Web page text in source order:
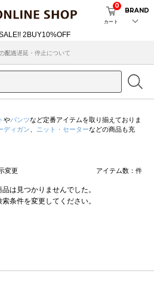
カート
0
BRAND
配送遅延・停止について
案内
やパンツなど定番アイテムを取り揃えておりま
ディガン ニット・セーターなどの商品も充
変更 アイテム数： 件
は見つかりませんでした。
条件を変更してください。